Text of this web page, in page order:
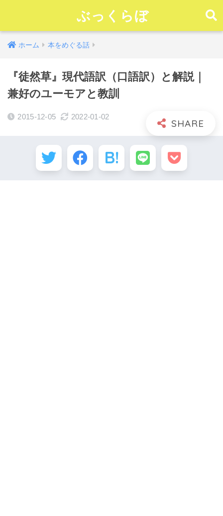
ぶっくらぼ
ホーム 本をめぐる話
『徒然草』現代語訳（口語訳）と解説｜
兼好のユーモアと教訓
2015-12-05 2022-01-02